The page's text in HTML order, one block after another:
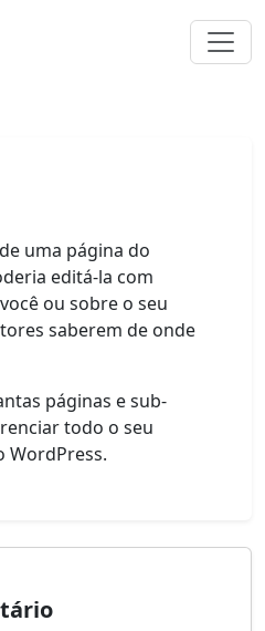
uma página do
editá-la com
ou sobre o seu
saberem de onde
páginas e sub-
todo o seu
WordPress.